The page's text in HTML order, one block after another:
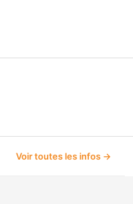
Voir toutes les infos →